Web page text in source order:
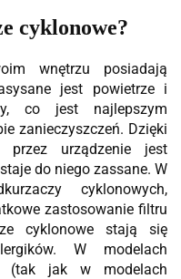
cyklonowe?
wnętrzu posiadają
jest powietrze i
co jest najlepszym
zanieczyszczeń. Dzięki
przez urządzenie jest
do niego zassane. W
cyklonowych,
zastosowanie filtru
cyklonowe stają się
W modelach
(tak jak w modelach